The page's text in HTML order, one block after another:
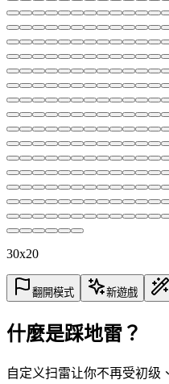
30x20
翻開模式 新遊戲
什麼是踩地雷？
自定义扫雷让你不再受初级